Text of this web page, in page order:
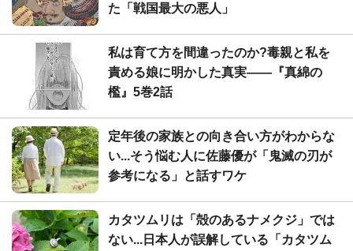
た「戦国最大の悪人」
私は育て方を間違ったのか?毒親と私を
責める娘に明かした真実――『真綿の
檻』5巻2話
定年後の家族との向き合い方がわからな
い...そう悩む人に佐藤優が「鬼滅の刃が
参考になる」と話すワケ
カタツムリは「殻のあるナメクジ」では
ない...日本人が誤解している「カタツム